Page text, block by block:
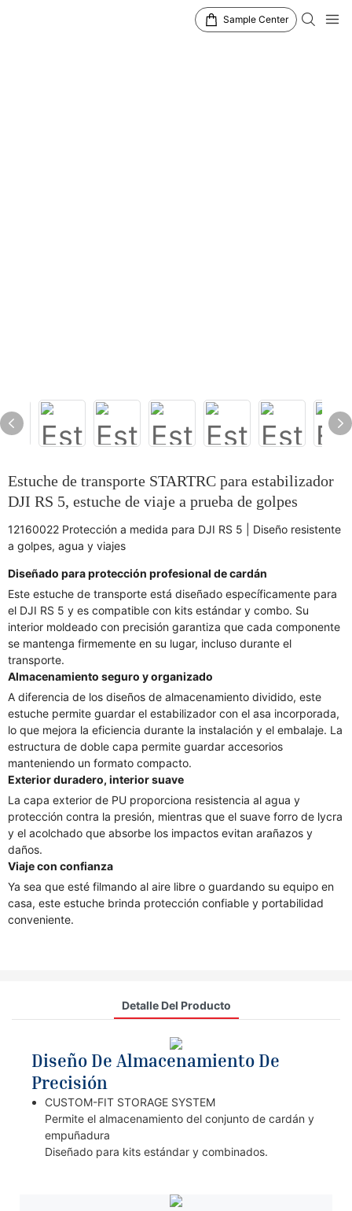
Sample Center
Estuche de transporte STARTRC para estabilizador
DJI RS 5, estuche de viaje a prueba de golpes
12160022 Protección a medida para DJI RS 5 | Diseño resistente
a golpes, agua y viajes
Diseñado para protección profesional de cardán
Este estuche de transporte está diseñado específicamente para
el DJI RS 5 y es compatible con kits estándar y combo. Su
interior moldeado con precisión garantiza que cada componente
se mantenga firmemente en su lugar, incluso durante el
transporte.
Almacenamiento seguro y organizado
A diferencia de los diseños de almacenamiento dividido, este
estuche permite guardar el estabilizador con el asa incorporada,
lo que mejora la eficiencia durante la instalación y el embalaje. La
estructura de doble capa permite guardar accesorios
manteniendo un formato compacto.
Exterior duradero, interior suave
La capa exterior de PU proporciona resistencia al agua y
protección contra la presión, mientras que el suave forro de lycra
y el acolchado que absorbe los impactos evitan arañazos y
daños.
Viaje con confianza
Ya sea que esté filmando al aire libre o guardando su equipo en
casa, este estuche brinda protección confiable y portabilidad
conveniente.
Detalle Del Producto
Diseño De Almacenamiento De
Precisión
CUSTOM-FIT STORAGE SYSTEM
Permite el almacenamiento del conjunto de cardán y
empuñadura
Diseñado para kits estándar y combinados.